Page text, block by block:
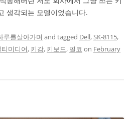
생각되는 모델이었습니다.
루를살아가며 and tagged Dell,SK-8115,
티미디어, 키감, 키보드, 필코 on February